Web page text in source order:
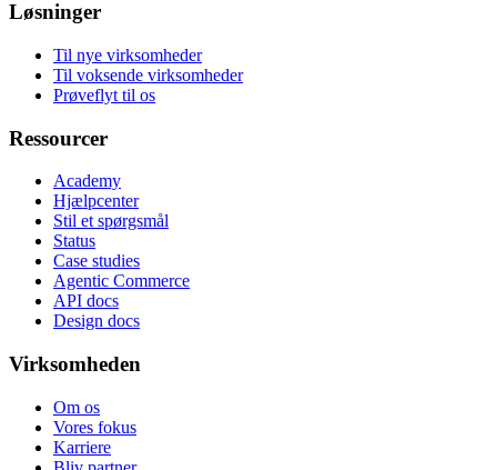
Løsninger
Til nye virksomheder
Til voksende virksomheder
Prøveflyt til os
Ressourcer
Academy
Hjælpcenter
Stil et spørgsmål
Status
Case studies
Agentic Commerce
API docs
Design docs
Virksomheden
Om os
Vores fokus
Karriere